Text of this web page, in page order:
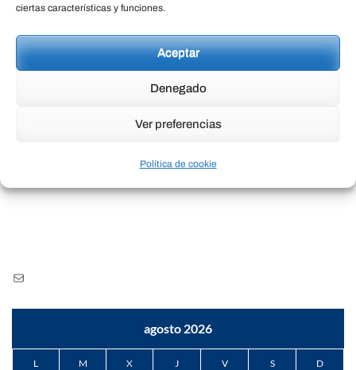
ciertas características y funciones.
Aceptar
Denegado
Ver preferencias
Política de cookie
Guarda mi nombre, correo electrónico y web en este
navegador para la próxima vez que comente.
Correo
agosto 2026
L M X J V S D